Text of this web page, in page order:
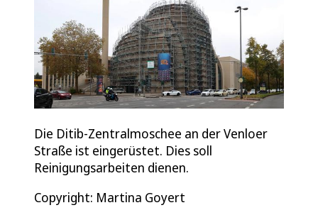
Die Ditib-Zentralmoschee an der Venloer
Straße ist eingerüstet. Dies soll
Reinigungsarbeiten dienen.
Copyright: Martina Goyert